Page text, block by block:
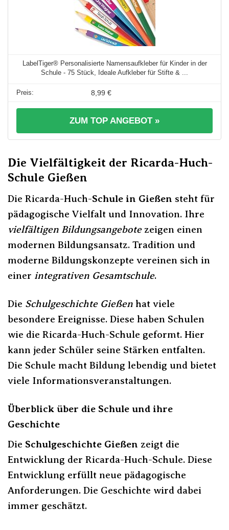
LabelTiger® Personalisierte Namensaufkleber für Kinder in der
Schule - 75 Stück, Ideale Aufkleber für Stifte & ...
8,99 €
ZUM TOP ANGEBOT »
Die Vielfältigkeit der Ricarda-Huch-
Schule Gießen
Die Ricarda-Huch-Schule in Gießen steht für
pädagogische Vielfalt und Innovation. Ihre
vielfältigen Bildungsangebotezeigen einen
modernen Bildungsansatz. Tradition und
moderne Bildungskonzepte vereinen sich in
einer integrativen Gesamtschule.
Die Schulgeschichte Gießen hat viele
besondere Ereignisse. Diese haben Schulen
wie die Ricarda-Huch-Schule geformt. Hier
kann jeder Schüler seine Stärken entfalten.
Die Schule macht Bildung lebendig und bietet
viele Informationsveranstaltungen.
Überblick über die Schule und ihre
Geschichte
Die Schulgeschichte Gießen zeigt die
Entwicklung der Ricarda-Huch-Schule. Diese
Entwicklung erfüllt neue pädagogische
Anforderungen. Die Geschichte wird dabei
immer geschätzt.